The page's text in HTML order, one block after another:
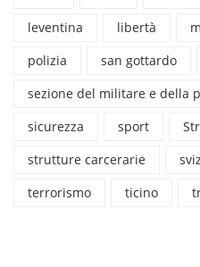
leventina
libertà
polizia
san gottardo
sezione del militare e della
sicurezza
sport
strutture carcerarie
terrorismo
ticino